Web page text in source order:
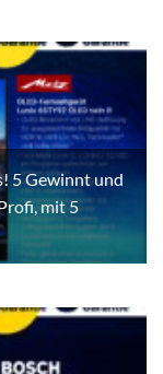
5 Gewinnt und
mit 5